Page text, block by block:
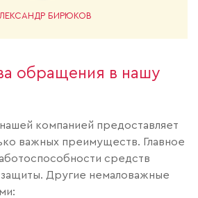
БИРЮКОВ
обращения в нашу
компанией предоставляет
важных преимуществ. Главное
средств
Другие немаловажные